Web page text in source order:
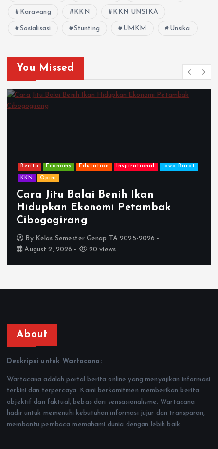
Karawang KKN KKN UNSIKA
Sosialisasi Stunting UMKM Unsika
You Missed
Berita Economy Education Inspirational Jawa Barat
KKN Opini
Cara Jitu Balai Benih Ikan
Hidupkan Ekonomi Petambak
Cibogogirang
By Kelas Semester Genap TA 2025-2026
August 2, 2026
20 views
About
Deskripsi untuk Wartacana:
Wartacana adalah portal berita online yang menyajikan informasi
terkini dan terpercaya. Kami berkomitmen memberikan berita
objektif dan faktual, bebas dari sensasionalisme. Wartacana
hadir untuk memenuhi kebutuhan informasi jujur dan transparan,
membantu pembaca memahami dunia dengan lebih baik.